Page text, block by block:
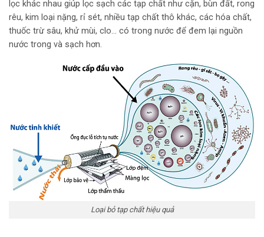
lọc khác nhau giúp lọc sạch các tạp chất như cặn, bùn đất, rong
rêu, kim loại nặng, rỉ sét, nhiều tạp chất thô khác, các hóa chất,
thuốc trừ sâu, khử mùi, clo… có trong nước để đem lại nguồn
nước trong và sạch hơn.
Loại bỏ tạp chất hiệu quả